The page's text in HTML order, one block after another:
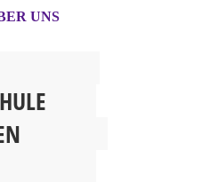
UNS